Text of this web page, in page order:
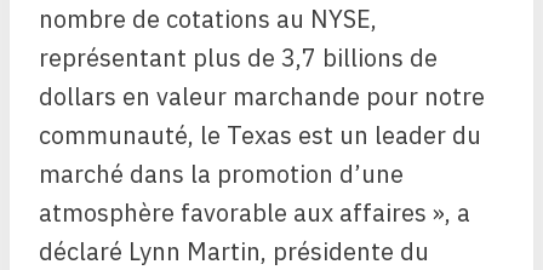
nombre de cotations au NYSE,
représentant plus de 3,7 billions de
dollars en valeur marchande pour notre
communauté, le Texas est un leader du
marché dans la promotion d’une
atmosphère favorable aux affaires », a
déclaré Lynn Martin, présidente du